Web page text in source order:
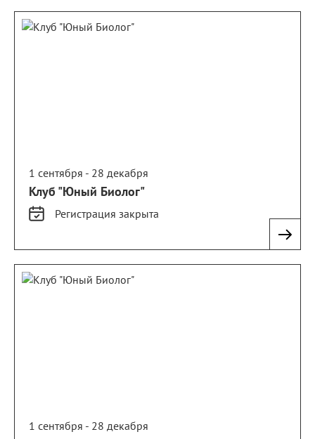
1 сентября - 28 декабря
Клуб "Юный Биолог"
Регистрация закрыта
1 сентября - 28 декабря